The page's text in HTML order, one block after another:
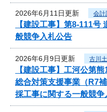
2026年6月11日更新 会計
【建設工事】第8-111号
般競争入札公告
2026年6月9日更新 古川
【建設工事】工河公
総合対策支援事業（R7
採工事に関する一般競争